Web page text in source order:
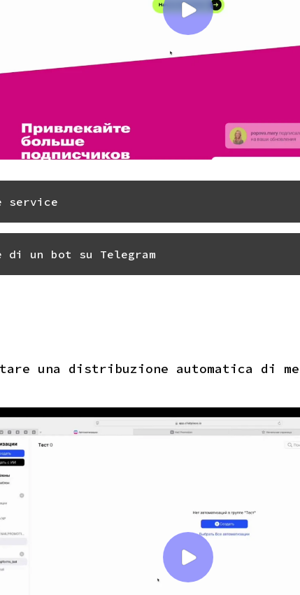
service
di un bot su Telegram
una distribuzione automatica di